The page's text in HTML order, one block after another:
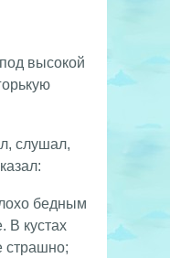
высокой
слушал,
бедным
В кустах
страшно;